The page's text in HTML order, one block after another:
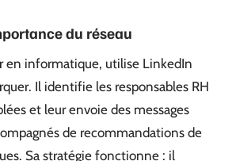
du réseau
en informatique, utilise LinkedIn
Il identifie les responsables RH
et leur envoie des messages
de recommandations de
Sa stratégie fonctionne : il